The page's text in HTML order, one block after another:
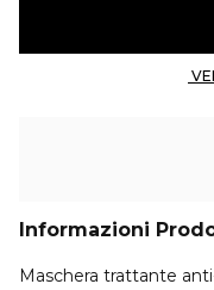
Informazioni
Maschera trattante